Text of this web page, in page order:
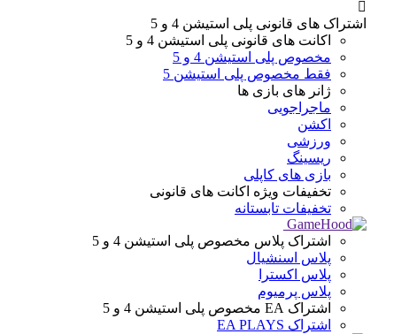
اشتراک های قانونی پلی استیشن 4 و 5
اکانت های قانونی پلی استیشن 4 و 5
مخصوص پلی استیشن 4 و 5
فقط مخصوص پلی استیشن 5
ژانر های بازی ها
ماجراجویی
اکشن
ورزشی
ریسینگ
بازی های کاپلی
تخفیفات ویژه اکانت های قانونی
تخفیفات تابستانه
اشتراک پلاس مخصوص پلی استیشن 4 و 5
پلاس اسنشیال
پلاس اکسترا
پلاس پرمیوم
اشتراک EA
مخصوص پلی استیشن 4 و 5
اشتراک EA PLAYS